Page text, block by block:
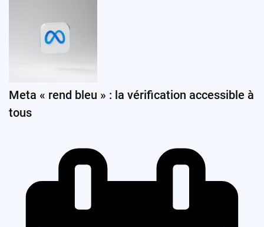
Meta « rend bleu » : la vérification accessible à
tous